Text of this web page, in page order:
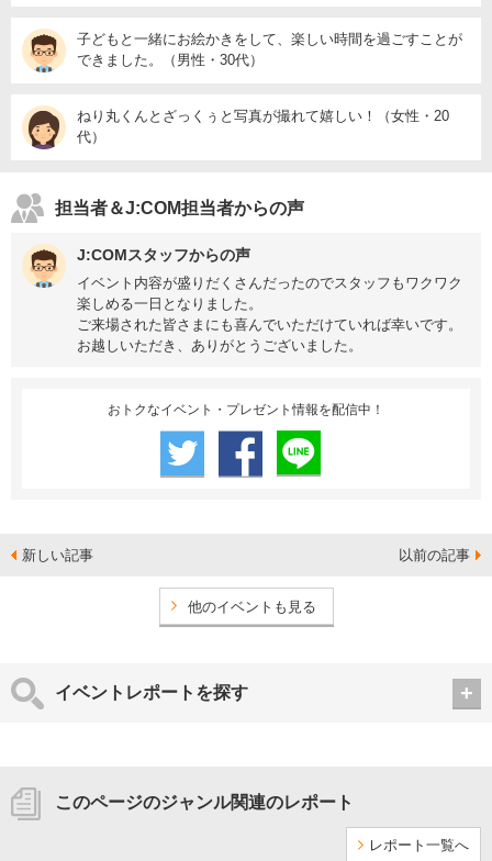
子どもと一緒にお絵かきをして、楽しい時間を過ごすことが
できました。（男性・30代）
ねり丸くんとざっくぅと写真が撮れて嬉しい！（女性・20
代）
担当者＆J:COM担当者からの声
J:COMスタッフからの声
イベント内容が盛りだくさんだったのでスタッフもワクワク
楽しめる一日となりました。
ご来場された皆さまにも喜んでいただけていれば幸いです。
お越しいただき、ありがとうございました。
おトクなイベント・プレゼント情報を配信中！
新しい記事 以前の記事
他のイベントも見る
イベントレポートを探す
このページのジャンル関連のレポート
レポート一覧へ